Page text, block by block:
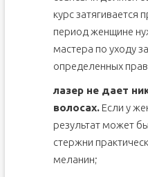
курс затягивается
период женщине
мастера по уходу
определенных
лазер не дает
волосах.Если у
результат может
стержни
меланин;